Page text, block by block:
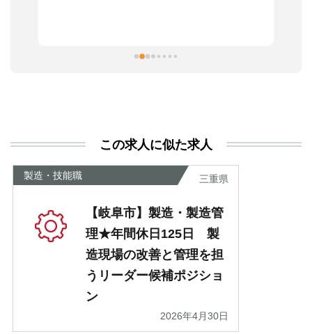
が
この求人に似た求人
製造・技能職 三重県
【岐阜市】製造・製造管
理★年間休日125日 製
造現場の改善と管理を担
うリーダー候補ポジショ
ン
2026年4月30日